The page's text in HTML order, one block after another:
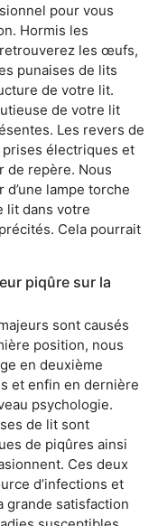
pour vous
Hormis les
les œufs,
punaises de lits
de votre lit.
de votre lit
Les revers de
électriques et
de repère. Nous
lampe torche
lit dans votre
Cela pourrait
piqûre sur la
sont causés
position, nous
en deuxième
et enfin en dernière
psychologie.
de lit sont
de piqûres ainsi
Ces deux
d’infections et
grande satisfaction